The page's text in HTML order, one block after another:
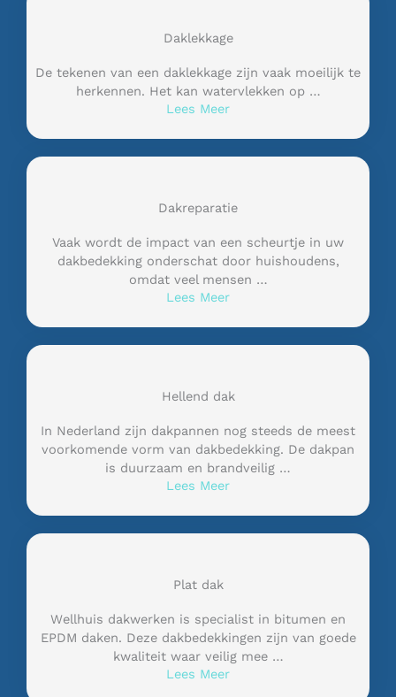
Daklekkage
De tekenen van een daklekkage zijn vaak moeilijk te
herkennen. Het kan watervlekken op …
Lees Meer
Dakreparatie
Vaak wordt de impact van een scheurtje in uw
dakbedekking onderschat door huishoudens,
omdat veel mensen …
Lees Meer
Hellend dak
In Nederland zijn dakpannen nog steeds de meest
voorkomende vorm van dakbedekking. De dakpan
is duurzaam en brandveilig …
Lees Meer
Plat dak
Wellhuis dakwerken is specialist in bitumen en
EPDM daken. Deze dakbedekkingen zijn van goede
kwaliteit waar veilig mee …
Lees Meer